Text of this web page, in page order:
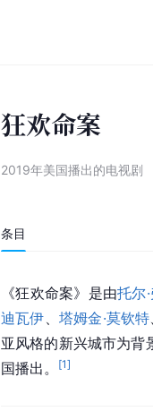
狂欢命案
2019年美国播出的电视剧
条目
《狂欢命案》是由托尔
迪瓦伊
塔姆金·莫钦特
亚风格的新兴城市为背
国播出。
[1]